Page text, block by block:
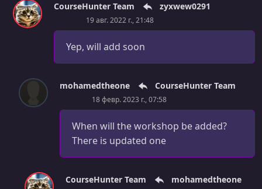
CourseHunter Team zyxwew0291
19 авг. 2022 г., 21:48
Yep, will add soon
mohamedtheone CourseHunter Team
18 февр. 2023 г., 07:58
When will the workshop be added?
There is updated one
CourseHunter Team mohamedtheone